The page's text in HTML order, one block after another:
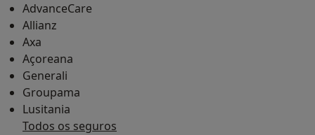
AdvanceCare
Allianz
Axa
Açoreana
Generali
Groupama
Lusitania
Todos os seguros